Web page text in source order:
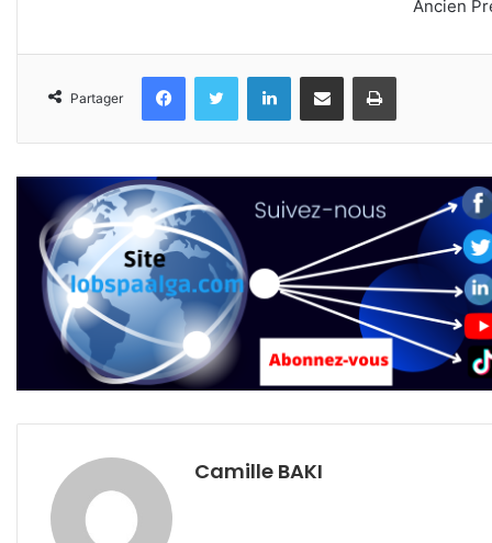
Ancien
Partager
FacebookTwitter LinkedinPartager par email Imprimer
Camille BAKI